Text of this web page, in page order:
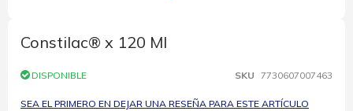
comienzo
de
galería
imágenes
Constilac® x 120 Ml
DISPONIBLE SKU 7730607007463
SEA EL PRIMERO EN DEJAR UNA RESEÑA PARA ESTE ARTÍCULO